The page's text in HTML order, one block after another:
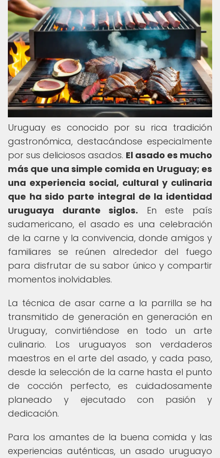
Uruguay es conocido por su rica tradición
gastronómica, destacándose especialmente
por sus deliciosos asados. El asado es mucho
más que una simple comida en Uruguay; es
una experiencia social, cultural y culinaria
que ha sido parte integral de la identidad
uruguaya durante siglos. En este país
sudamericano, el asado es una celebración
de la carne y la convivencia, donde amigos y
familiares se reúnen alrededor del fuego
para disfrutar de su sabor único y compartir
momentos inolvidables.
La técnica de asar carne a la parrilla se ha
transmitido de generación en generación en
Uruguay, convirtiéndose en todo un arte
culinario. Los uruguayos son verdaderos
maestros en el arte del asado, y cada paso,
desde la selección de la carne hasta el punto
de cocción perfecto, es cuidadosamente
planeado y ejecutado con pasión y
dedicación.
Para los amantes de la buena comida y las
experiencias auténticas, un asado uruguayo